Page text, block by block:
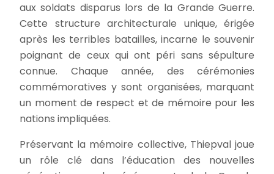
aux soldats disparus lors de la Grande Guerre.
Cette structure architecturale unique, érigée
après les terribles batailles, incarne le souvenir
poignant de ceux qui ont péri sans sépulture
connue. Chaque année, des cérémonies
commémoratives y sont organisées, marquant
un moment de respect et de mémoire pour les
nations impliquées.
Préservant la mémoire collective, Thiepval joue
un rôle clé dans l’éducation des nouvelles